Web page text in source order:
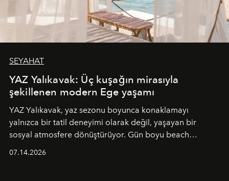
SEYAHAT
YAZ Yalıkavak: Üç kuşağın mirasıyla
şekillenen modern Ege yaşamı
YAZ Yalıkavak, yaz sezonu boyunca konaklamayı
yalnızca bir tatil deneyimi olarak değil, yaşayan bir
sosyal atmosfere dönüştürüyor. Gün boyu beach
07.14.2026